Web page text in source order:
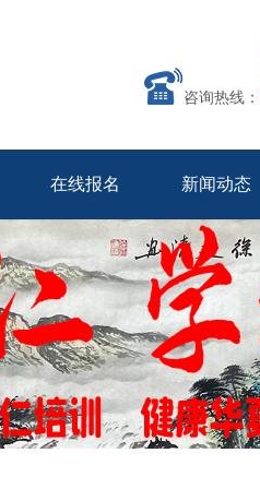
咨询热线：
在线报名 新闻动态